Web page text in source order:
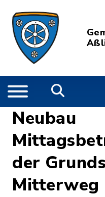
Neubau
der
Mitterweg